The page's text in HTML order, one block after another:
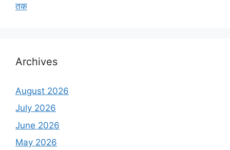
तक
Archives
August 2026
July 2026
June 2026
May 2026